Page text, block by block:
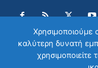
καλύτερη δυνατή